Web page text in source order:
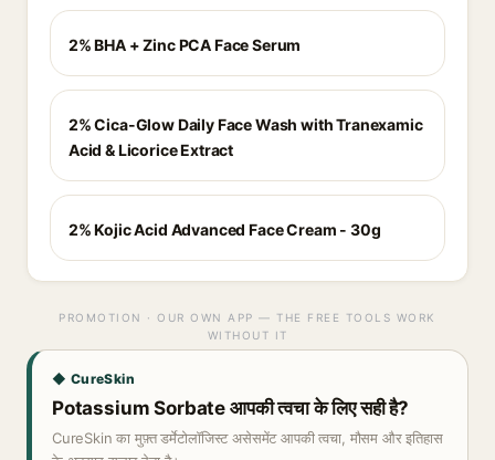
2% BHA + Zinc PCA Face Serum
2% Cica-Glow Daily Face Wash with Tranexamic
Acid & Licorice Extract
2% Kojic Acid Advanced Face Cream - 30g
PROMOTION · OUR OWN APP — THE FREE TOOLS WORK
WITHOUT IT
◆ CureSkin
Potassium Sorbate आपकी त्वचा के लिए सही है?
CureSkin का मुफ़्त डर्मेटोलॉजिस्ट असेसमेंट आपकी त्वचा, मौसम और इतिहास